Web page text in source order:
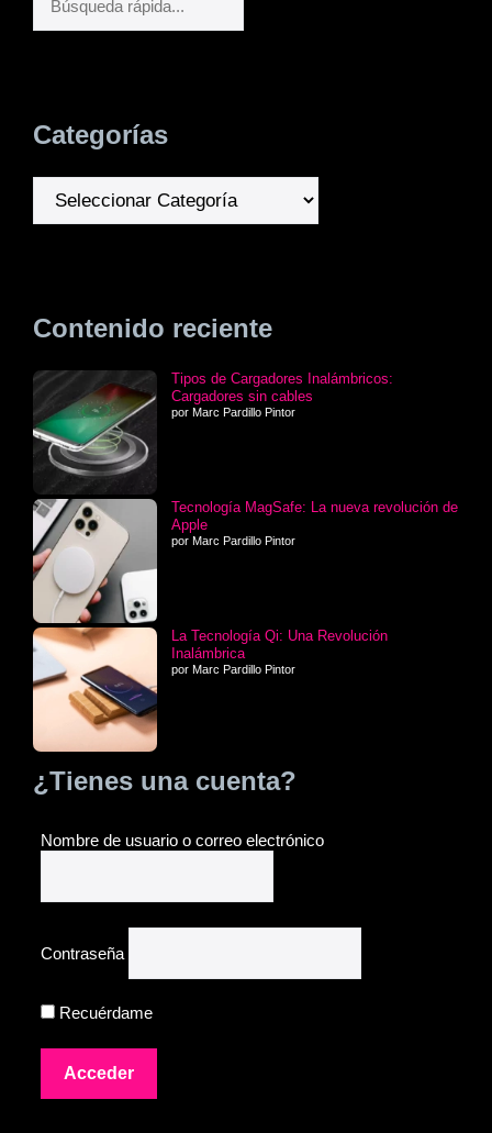
Categorías
Contenido reciente
Tipos de Cargadores Inalámbricos:
Cargadores sin cables
por Marc Pardillo Pintor
Tecnología MagSafe: La nueva revolución de
Apple
por Marc Pardillo Pintor
La Tecnología Qi: Una Revolución
Inalámbrica
por Marc Pardillo Pintor
¿Tienes una cuenta?
Nombre de usuario o correo electrónico
Contraseña
Recuérdame